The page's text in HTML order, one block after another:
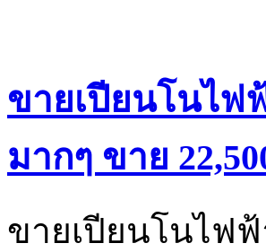
ขายเปียนโนไฟ
มากๆ ขาย
ขายเปียนโนไฟฟ้